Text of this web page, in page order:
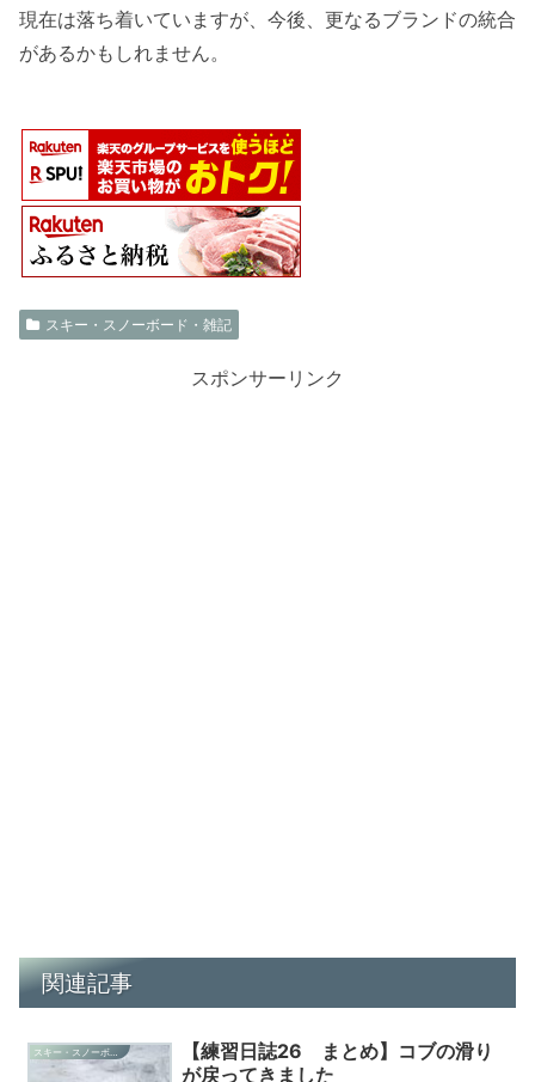
現在は落ち着いていますが、今後、更なるブランドの統合
があるかもしれません。
スキー・スノーボード・雑記
スポンサーリンク
関連記事
スキー・スノーボード・雑記
【練習日誌26 まとめ】コブの滑り
が戻ってきました